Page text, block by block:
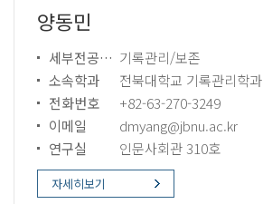
양동민
세부전공분야
기록관리/보존
소속학과
전북대학교 기록관리학과
전화번호
+82-63-270-3249
이메일
dmyang@jbnu.ac.kr
연구실
인문사회관 310호
자세히보기